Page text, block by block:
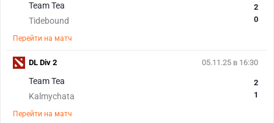
Team Tea
Tidebound
2
0
Перейти на матч
05.11.25 в 16:30
Team Tea
Kalmychata
2
1
Перейти на матч
DL Div 2